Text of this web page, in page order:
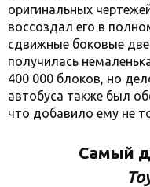
оригинальных
воссоздал его в
сдвижные боковые
получилась
400 000 блоков, но
автобуса также был
что добавило ему не
Самый